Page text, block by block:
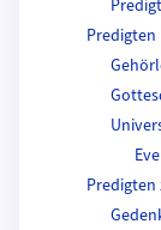
Predigten